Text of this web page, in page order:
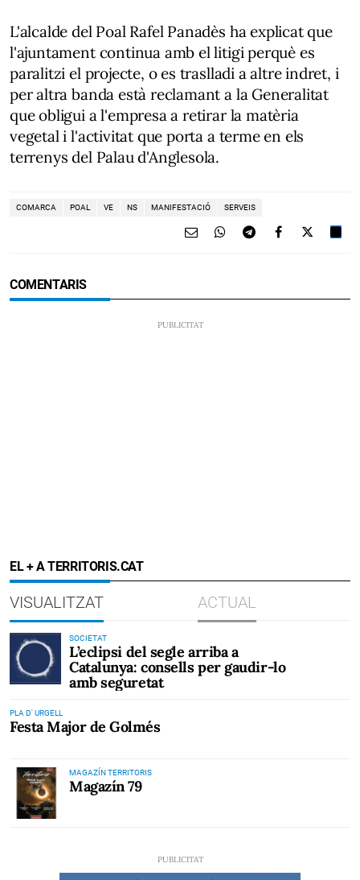
L'alcalde del Poal Rafel Panadès ha explicat que
l'ajuntament continua amb el litigi perquè es
paralitzi el projecte, o es traslladi a altre indret, i
per altra banda està reclamant a la Generalitat
que obligui a l'empresa a retirar la matèria
vegetal i l'activitat que porta a terme en els
terrenys del Palau d'Anglesola.
COMARCA POAL VE NS MANIFESTACIÓ SERVEIS
COMENTARIS
EL + A TERRITORIS.CAT
VISUALITZAT ACTUAL
SOCIETAT
L’eclipsi del segle arriba a
Catalunya: consells per gaudir-lo
amb seguretat
PLA D' URGELL
Festa Major de Golmés
MAGAZÍN TERRITORIS
Magazín 79